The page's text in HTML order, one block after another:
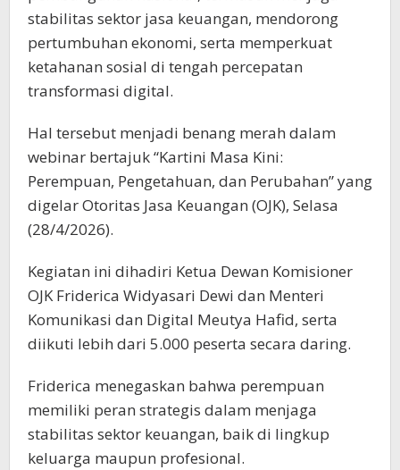
stabilitas sektor jasa keuangan, mendorong
pertumbuhan ekonomi, serta memperkuat
ketahanan sosial di tengah percepatan
transformasi digital.
Hal tersebut menjadi benang merah dalam
webinar bertajuk “Kartini Masa Kini:
Perempuan, Pengetahuan, dan Perubahan” yang
digelar Otoritas Jasa Keuangan (OJK), Selasa
(28/4/2026).
Kegiatan ini dihadiri Ketua Dewan Komisioner
OJK Friderica Widyasari Dewi dan Menteri
Komunikasi dan Digital Meutya Hafid, serta
diikuti lebih dari 5.000 peserta secara daring.
Friderica menegaskan bahwa perempuan
memiliki peran strategis dalam menjaga
stabilitas sektor keuangan, baik di lingkup
keluarga maupun profesional.